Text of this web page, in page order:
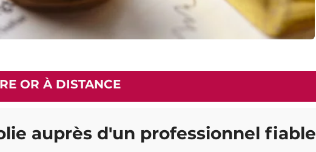
OR À DISTANCE
auprès d'un professionnel fiable